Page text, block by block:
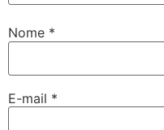
Nome *
E-mail *